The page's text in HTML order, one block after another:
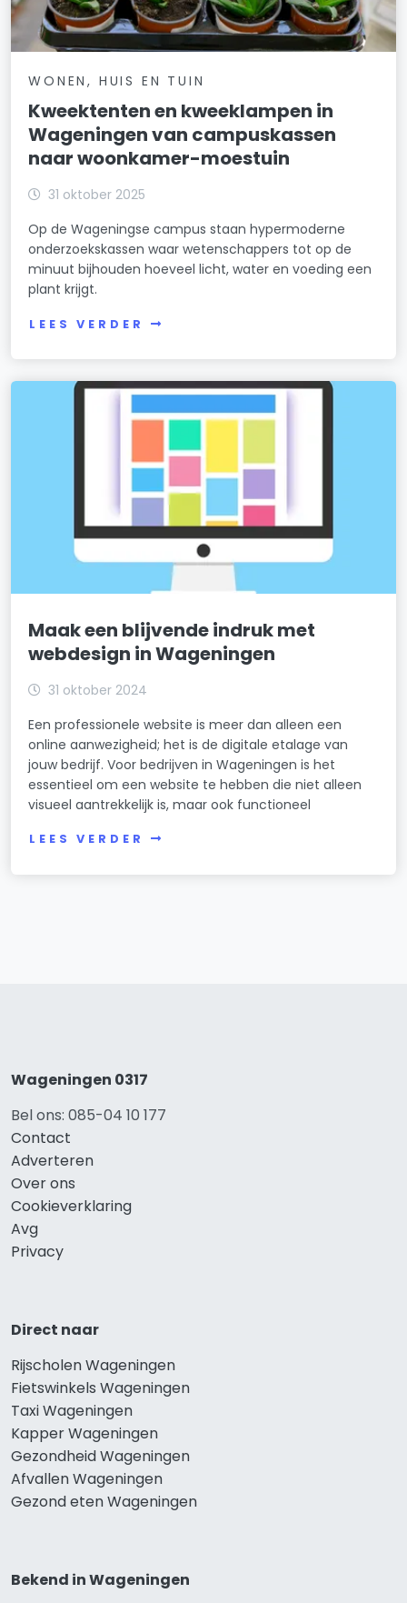
WONEN, HUIS EN TUIN
Kweektenten en kweeklampen in
Wageningen van campuskassen
naar woonkamer-moestuin
31 oktober 2025
Op de Wageningse campus staan hypermoderne
onderzoekskassen waar wetenschappers tot op de
minuut bijhouden hoeveel licht, water en voeding een
plant krijgt.
LEES VERDER
Maak een blijvende indruk met
webdesign in Wageningen
31 oktober 2024
Een professionele website is meer dan alleen een
online aanwezigheid; het is de digitale etalage van
jouw bedrijf. Voor bedrijven in Wageningen is het
essentieel om een website te hebben die niet alleen
visueel aantrekkelijk is, maar ook functioneel
LEES VERDER
Wageningen 0317
Bel ons: 085-04 10 177
Contact
Adverteren
Over ons
Cookieverklaring
Avg
Privacy
Direct naar
Rijscholen Wageningen
Fietswinkels Wageningen
Taxi Wageningen
Kapper Wageningen
Gezondheid Wageningen
Afvallen Wageningen
Gezond eten Wageningen
Bekend in Wageningen